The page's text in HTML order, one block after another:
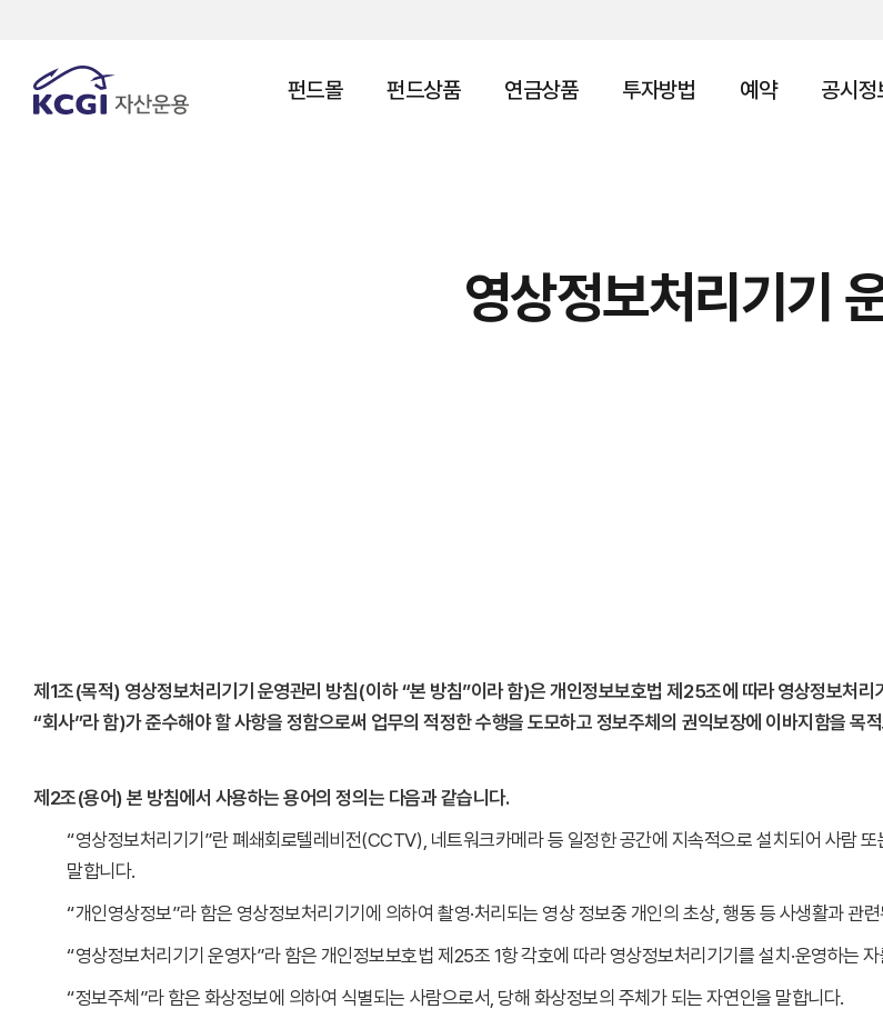
펀드몰 펀드상품 연금상품 투자방법 예약 공시정
영상정보처리기기
제1조(목적) 영상정보처리기기 운영관리 방침(이하 “본 방침”이라 함)은 개인정보보호법 제25조에 따라 영상정보처
“회사”라 함)가 준수해야 할 사항을 정함으로써 업무의 적정한 수행을 도모하고 정보주체의 권익보장에 이바지함을 목
제2조(용어) 본 방침에서 사용하는 용어의 정의는 다음과 같습니다.
“영상정보처리기기”란 폐쇄회로텔레비전(CCTV), 네트워크카메라 등 일정한 공간에 지속적으로 설치되어 사람
말합니다.
“개인영상정보”라 함은 영상정보처리기기에 의하여 촬영·처리되는 영상 정보중 개인의 초상, 행동 등 사생활과 관
“영상정보처리기기 운영자”라 함은 개인정보보호법 제25조 1항 각호에 따라 영상정보처리기기를 설치·운영하는
“정보주체”라 함은 화상정보에 의하여 식별되는 사람으로서, 당해 화상정보의 주체가 되는 자연인을 말합니다.